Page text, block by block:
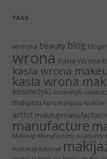
TAGS
ameryka beauty blog
wrona Kasia Wrona
kasia wrona
kasia wrona
kosmetyki kosmetyki
makijażu kurs makijażu kraków
artist
manufacture
Makeup Manufacture Academy
makeup tutorial